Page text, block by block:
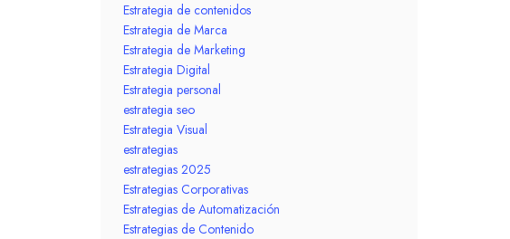
Estrategia de contenidos
Estrategia de Marca
Estrategia de Marketing
Estrategia Digital
Estrategia personal
estrategia seo
Estrategia Visual
estrategias
estrategias 2025
Estrategias Corporativas
Estrategias de Automatización
Estrategias de Contenido